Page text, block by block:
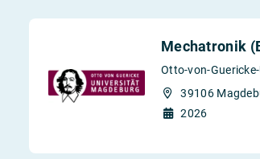
Mechatronik
Otto-von-
39106
2026